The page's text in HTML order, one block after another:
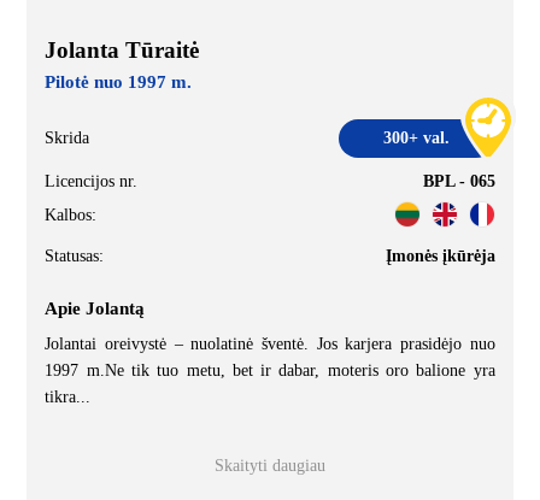
Jolanta Tūraitė
Pilotė nuo 1997 m.
Skrida 300+ val.
Licencijos nr.
BPL - 065
Kalbos:
Statusas: Įmonės įkūrėja
Apie Jolantą
Jolantai oreivystė – nuolatinė šventė. Jos karjera prasidėjo nuo
1997 m.Ne tik tuo metu, bet ir dabar, moteris oro balione yra
tikra...
Skaityti daugiau